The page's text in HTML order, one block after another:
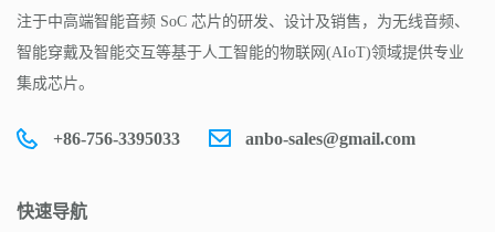
注于中高端智能音频 SoC 芯片的研发、设计及销售，为无线音频、
智能穿戴及智能交互等基于人工智能的物联网(AIoT)领域提供专业
集成芯片。
+86-756-3395033 anbo-sales@gmail.com
快速导航